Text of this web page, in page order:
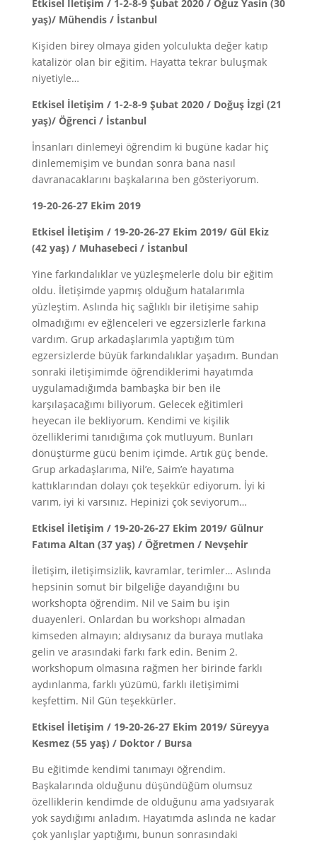
Etkisel İletişim / 1-2-8-9 Şubat 2020 / Oğuz Yasin (30
yaş)/ Mühendis / İstanbul
Kişiden birey olmaya giden yolculukta değer katıp
katalizör olan bir eğitim. Hayatta tekrar buluşmak
niyetiyle…
Etkisel İletişim / 1-2-8-9 Şubat 2020 / Doğuş İzgi (21
yaş)/ Öğrenci / İstanbul
İnsanları dinlemeyi öğrendim ki bugüne kadar hiç
dinlememişim ve bundan sonra bana nasıl
davranacaklarını başkalarına ben gösteriyorum.
19-20-26-27 Ekim 2019
Etkisel İletişim / 19-20-26-27 Ekim 2019/ Gül Ekiz
(42 yaş) / Muhasebeci / İstanbul
Yine farkındalıklar ve yüzleşmelerle dolu bir eğitim
oldu. İletişimde yapmış olduğum hatalarımla
yüzleştim. Aslında hiç sağlıklı bir iletişime sahip
olmadığımı ev eğlenceleri ve egzersizlerle farkına
vardım. Grup arkadaşlarımla yaptığım tüm
egzersizlerde büyük farkındalıklar yaşadım. Bundan
sonraki iletişimimde öğrendiklerimi hayatımda
uygulamadığımda bambaşka bir ben ile
karşılaşacağımı biliyorum. Gelecek eğitimleri
heyecan ile bekliyorum. Kendimi ve kişilik
özelliklerimi tanıdığıma çok mutluyum. Bunları
dönüştürme gücü benim içimde. Artık güç bende.
Grup arkadaşlarıma, Nil’e, Saim’e hayatıma
kattıklarından dolayı çok teşekkür ediyorum. İyi ki
varım, iyi ki varsınız. Hepinizi çok seviyorum…
Etkisel İletişim / 19-20-26-27 Ekim 2019/ Gülnur
Fatıma Altan (37 yaş) / Öğretmen / Nevşehir
İletişim, iletişimsizlik, kavramlar, terimler… Aslında
hepsinin somut bir bilgeliğe dayandığını bu
workshopta öğrendim. Nil ve Saim bu işin
duayenleri. Onlardan bu workshopı almadan
kimseden almayın; aldıysanız da buraya mutlaka
gelin ve arasındaki farkı fark edin. Benim 2.
workshopum olmasına rağmen her birinde farklı
aydınlanma, farklı yüzümü, farklı iletişimimi
keşfettim. Nil Gün teşekkürler.
Etkisel İletişim / 19-20-26-27 Ekim 2019/ Süreyya
Kesmez (55 yaş) / Doktor / Bursa
Bu eğitimde kendimi tanımayı öğrendim.
Başkalarında olduğunu düşündüğüm olumsuz
özelliklerin kendimde de olduğunu ama yadsıyarak
yok saydığımı anladım. Hayatımda aslında ne kadar
çok yanlışlar yaptığımı, bunun sonrasındaki